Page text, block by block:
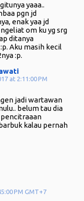
yaaa..
pgn jd
enak yaa jd
om ku yg srg
ditanya
Aku masih kecil
:p.
at 2:11:00 PM
jadi wartawan
belum tau dia
kalau pernah
PM GMT+7